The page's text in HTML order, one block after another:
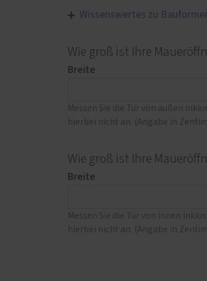
Wissenswertes zu
Wie groß ist Ihre
Breite
Messen Sie die Tür von außen
hierbei nicht an. (Angabe in
Wie groß ist Ihre
Breite
Messen Sie die Tür von innen
hierbei nicht an. (Angabe in